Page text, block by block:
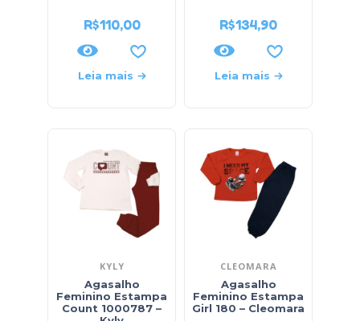
R$110,00
Leia mais
R$134,90
Leia mais
KYLY
Agasalho
Feminino Estampa
Count 1000787 –
CLEOMARA
Agasalho
Feminino Estampa
Girl 180 – Cleomara